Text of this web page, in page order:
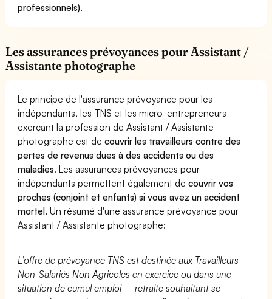
professionnels).
Les assurances prévoyances pour Assistant /
Assistante photographe
Le principe de l'assurance prévoyance pour les
indépendants, les TNS et les micro-entrepreneurs
exerçant la profession de Assistant / Assistante
photographe est decouvrir les travailleurs contre des
pertes de revenus dues à des accidents ou des
maladies. Les assurances prévoyances pour
indépendants permettent également decouvrir vos
proches (conjoint et enfants) si vous avez un accident
mortel. Un résumé d'une assurance prévoyance pour
Assistant / Assistante photographe:
L’offre de prévoyance TNS est destinée aux Travailleurs
Non-Salariés Non Agricoles en exercice ou dans une
situation de cumul emploi – retraite souhaitant se